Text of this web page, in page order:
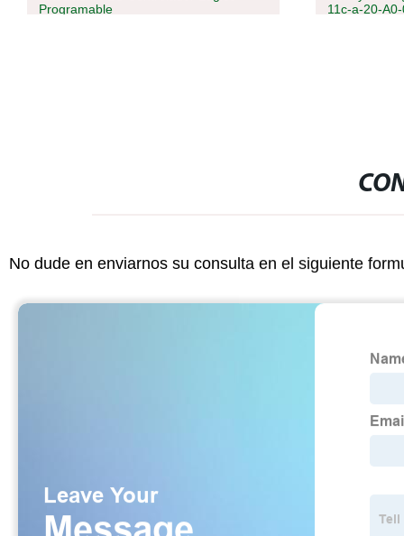
Programable
11c-a-20-
No dude en enviarnos su consulta en el siguiente